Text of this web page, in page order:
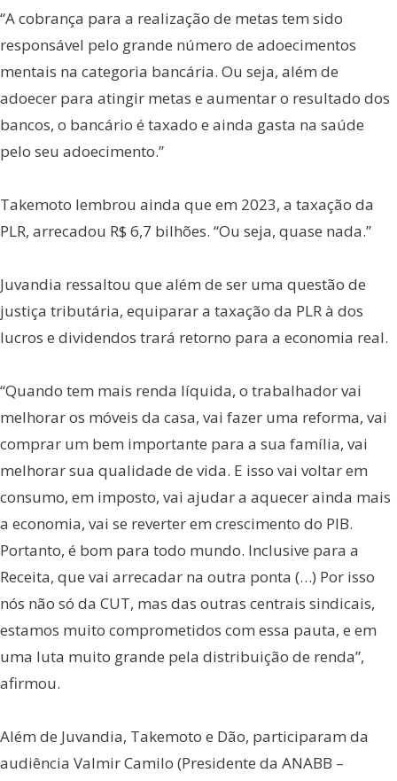
“A cobrança para a realização de metas tem sido
responsável pelo grande número de adoecimentos
mentais na categoria bancária. Ou seja, além de
adoecer para atingir metas e aumentar o resultado dos
bancos, o bancário é taxado e ainda gasta na saúde
pelo seu adoecimento.”
Takemoto lembrou ainda que em 2023, a taxação da
PLR, arrecadou R$ 6,7 bilhões. “Ou seja, quase nada.”
Juvandia ressaltou que além de ser uma questão de
justiça tributária, equiparar a taxação da PLR à dos
lucros e dividendos trará retorno para a economia real.
“Quando tem mais renda líquida, o trabalhador vai
melhorar os móveis da casa, vai fazer uma reforma, vai
comprar um bem importante para a sua família, vai
melhorar sua qualidade de vida. E isso vai voltar em
consumo, em imposto, vai ajudar a aquecer ainda mais
a economia, vai se reverter em crescimento do PIB.
Portanto, é bom para todo mundo. Inclusive para a
Receita, que vai arrecadar na outra ponta (…) Por isso
nós não só da CUT, mas das outras centrais sindicais,
estamos muito comprometidos com essa pauta, e em
uma luta muito grande pela distribuição de renda”,
afirmou.
Além de Juvandia, Takemoto e Dão, participaram da
audiência Valmir Camilo (Presidente da ANABB –